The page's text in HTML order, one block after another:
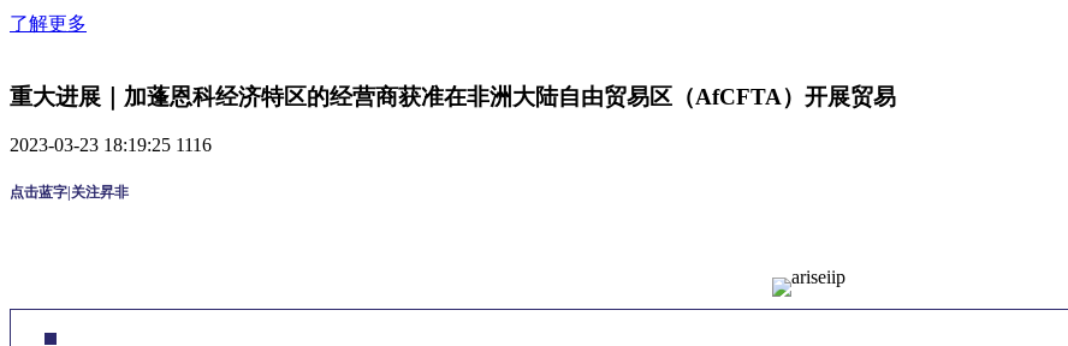
了解更多
重大进展｜加蓬恩科经济特区的经营商获准在非洲大陆自由贸易区（AfCFTA）开展贸易
2023-03-23 18:19:25 1116
点击蓝字|关注昇非